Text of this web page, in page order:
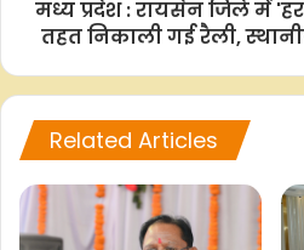
मध्य प्रदेश : रायसेन जिले में
तहत निकाली गई रैली,
Related Articles